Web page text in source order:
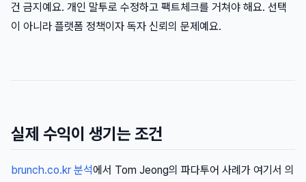
건 금지예요. 개인 말투로 수정하고 팩트체크를 거쳐야 해요. 선택
이 아니라 플랫폼 정책이자 독자 신뢰의 문제예요.
실제 수익이 생기는 조건
brunch.co.kr 분석에서 Tom Jeong의 파다투어 사례가 여기서 의